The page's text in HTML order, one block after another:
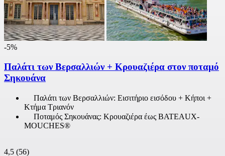
-5%
Παλάτι των Βερσαλλιών + Κρουαζιέρα στον ποταμό
Σηκουάνα
Παλάτι των Βερσαλλιών: Εισιτήριο εισόδου + Κήποι +
Κτήμα Τριανόν
Ποταμός Σηκουάνας: Κρουαζιέρα έως BATEAUX-
MOUCHES®
4,5 (56)